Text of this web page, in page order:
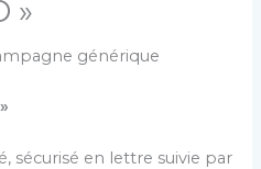
»
générique
sécurisé en lettre suivie par